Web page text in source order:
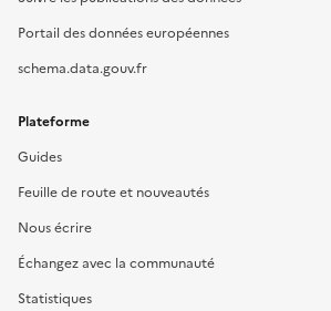
Portail des données européennes
schema.data.gouv.fr
Plateforme
Guides
Feuille de route et nouveautés
Nous écrire
Échangez avec la communauté
Statistiques